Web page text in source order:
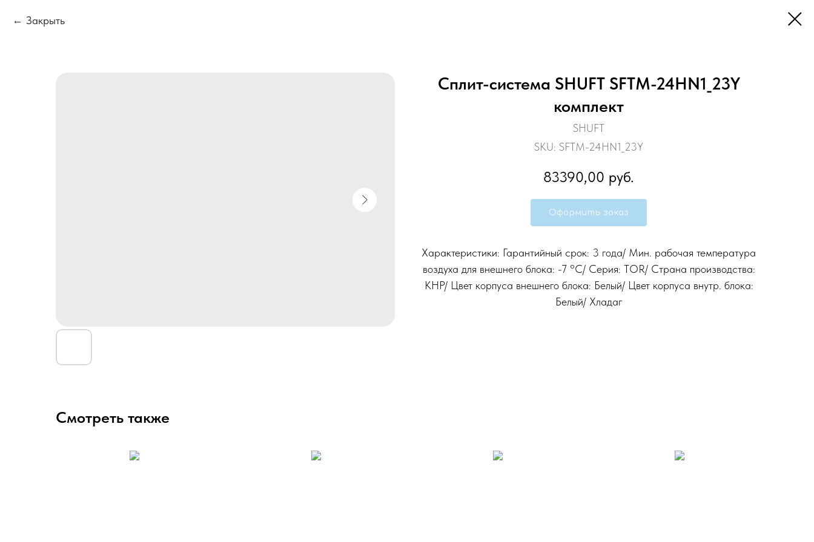
Закрыть
Сплит-система SHUFT SFTM-24HN1_23Y
комплект
SHUFT
SKU: SFTM-24HN1_23Y
83390,00 руб.
Оформить заказ
Характеристики: Гарантийный срок: 3 года/ Мин. рабочая температура
воздуха для внешнего блока: -7 °С/ Серия: TOR/ Страна производства:
КНР/ Цвет корпуса внешнего блока: Белый/ Цвет корпуса внутр. блока:
Белый/ Хладаг
Смотреть также